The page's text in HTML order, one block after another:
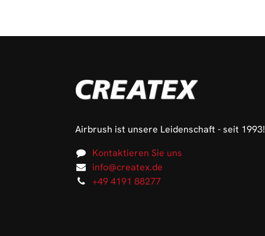
Airbrush ist unsere Leidenschaft - seit 1993!
Kontaktieren Sie uns
info@createx.de
+49 4191 88277